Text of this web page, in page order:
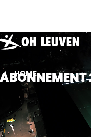
Oud-
Heverlee
Leuven
HOME
ABONNEMENT